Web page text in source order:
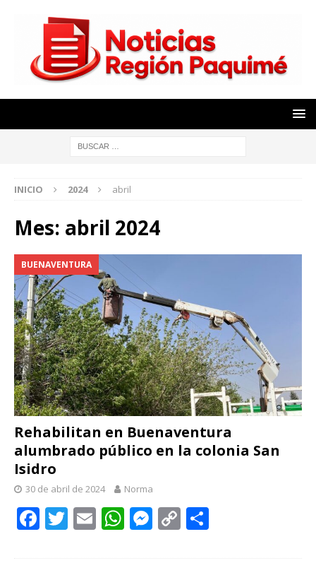
INICIO 2024 abril
Mes: abril 2024
BUENAVENTURA
Rehabilitan en Buenaventura
alumbrado público en la colonia San
Isidro
30 de abril de 2024 Norma
F T E W M C